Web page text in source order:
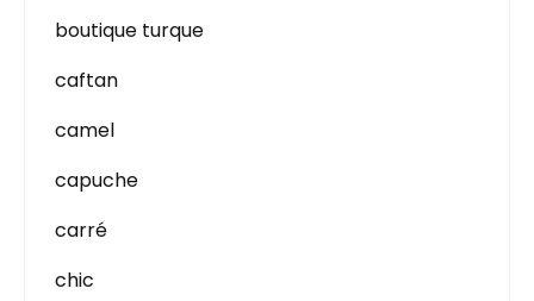
boutique turque
caftan
camel
capuche
carré
chic